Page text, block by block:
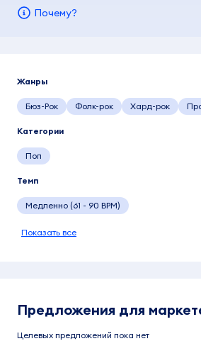
Почему?
Жанры
Бюз-Рок Фолк-рок Хард-рок
Категории
Поп
Темп
Медленно (61 - 90 BPM)
Показать все
Предложения для
Целевых предложений пока нет